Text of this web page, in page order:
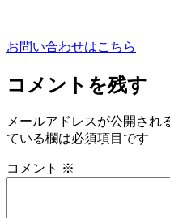
お問い合わせはこちら
コメントを残す
メールアドレスが公開され
ている欄は必須項目です
コメント ※